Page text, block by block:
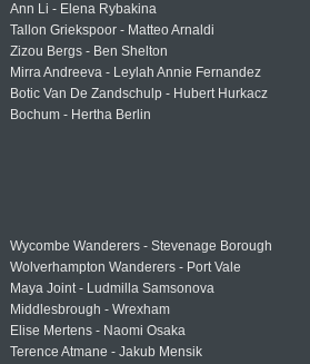
Ann Li - Elena Rybakina
Tallon Griekspoor - Matteo Arnaldi
Zizou Bergs - Ben Shelton
Mirra Andreeva - Leylah Annie Fernandez
Botic Van De Zandschulp - Hubert Hurkacz
Bochum - Hertha Berlin
Wycombe Wanderers - Stevenage Borough
Wolverhampton Wanderers - Port Vale
Maya Joint - Ludmilla Samsonova
Middlesbrough - Wrexham
Elise Mertens - Naomi Osaka
Terence Atmane - Jakub Mensik